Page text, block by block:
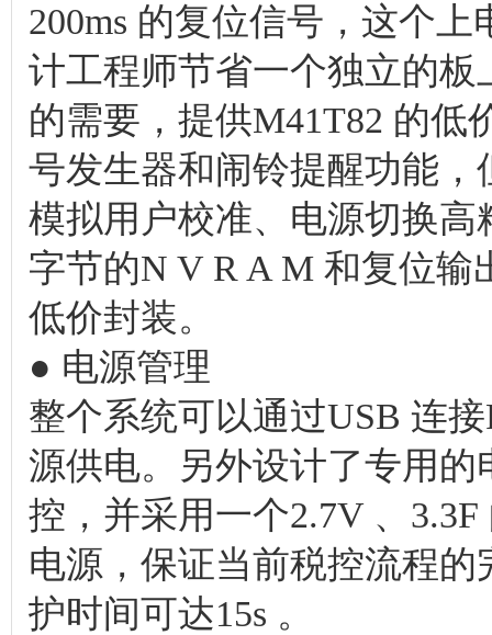
200ms 的复位信号，这个
计工程师节省一个独立的
的需要，提供M41T82 的低
号发生器和闹铃提醒功能，
模拟用户校准、电源切换
字节的N V R A M 和复位输
低价封装。
● 电源管理
整个系统可以通过USB 连
源供电。另外设计了专用
控，并采用一个2.7V 、
电源，保证当前税控流程
护时间可达15s 。